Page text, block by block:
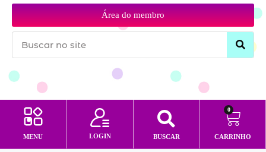
Área do membro
MENU LOGIN BUSCAR
0
CARRINHO